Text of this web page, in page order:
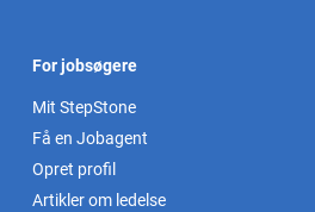
For jobsøgere
Mit StepStone
Få en Jobagent
Opret profil
Artikler om ledelse